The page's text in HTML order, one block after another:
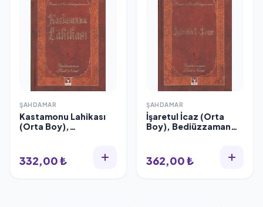
ŞAHDAMAR
Kastamonu Lahikası
(Orta Boy),
332,00 ₺
ŞAHDAMAR
İşaretul İcaz (Orta
Boy), Bediüzzaman
362,00 ₺